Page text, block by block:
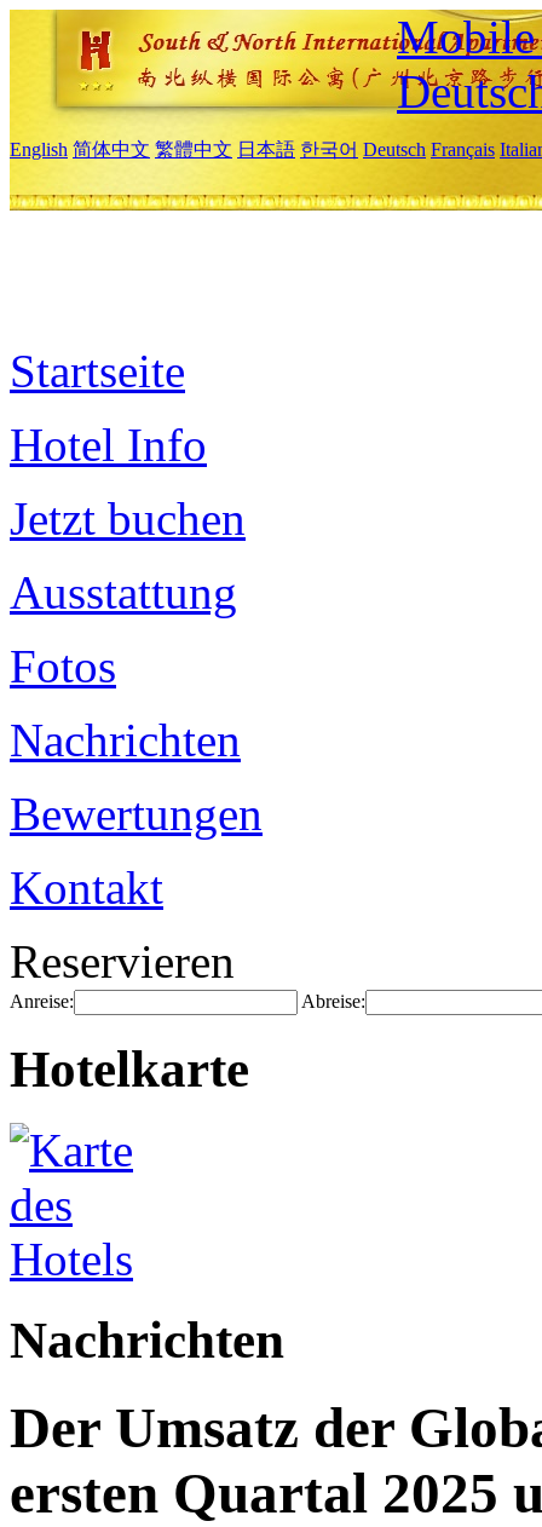
Mobile
English 简体中文 繁體中文 日本語 한국어 Deutsch Français
Startseite
Hotel Info
Jetzt buchen
Ausstattung
Fotos
Nachrichten
Bewertungen
Kontakt
Reservieren
Anreise: Abreise:
Hotelkarte
Nachrichten
Der Umsatz der
ersten Quartal 2025